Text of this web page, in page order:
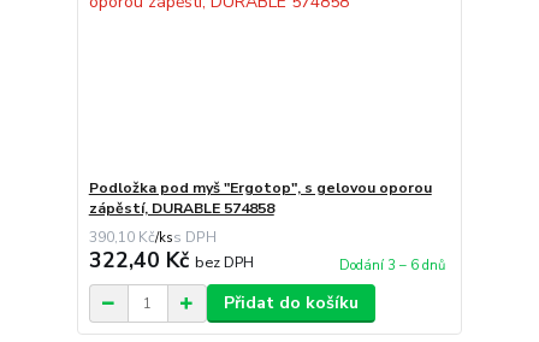
Podložka pod myš "Ergotop", s gelovou oporou
zápěstí, DURABLE 574858
390,10 Kč/ks
322,40 Kč bez DPH Dodání 3 – 6 dnů
Přidat do košíku